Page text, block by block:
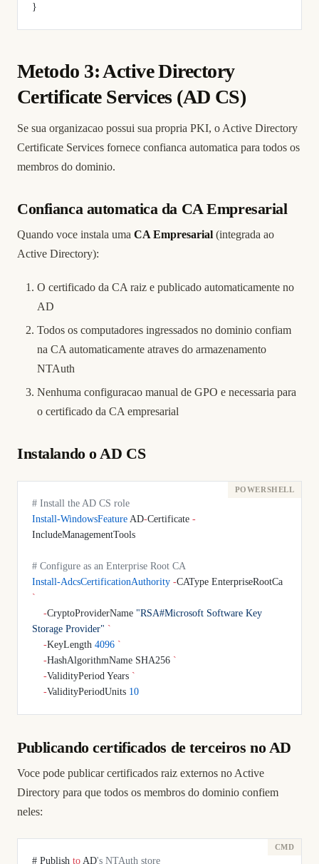
}
Metodo 3: Active Directory
Certificate Services (AD CS)
Se sua organizacao possui sua propria PKI, o Active Directory
Certificate Services fornece confianca automatica para todos os
membros do dominio.
Confianca automatica da CA Empresarial
Quando voce instala uma CA Empresarial (integrada ao
Active Directory):
O certificado da CA raiz e publicado automaticamente no
AD
Todos os computadores ingressados no dominio confiam
na CA automaticamente atraves do armazenamento
NTAuth
Nenhuma configuracao manual de GPO e necessaria para
o certificado da CA empresarial
Instalando o AD CS
# Install the AD CS role
Install-WindowsFeature AD-Certificate -
IncludeManagementTools
# Configure as an Enterprise Root CA
Install-AdcsCertificationAuthority -
`
    -
CryptoProviderName "RSA#Microsoft Software Key
Storage Provider" `
    -
KeyLength 4096 `
    -
HashAlgorithmName SHA256 `
    -
ValidityPeriod Years `
    -
ValidityPeriodUnits 10
Publicando certificados de terceiros no AD
Voce pode publicar certificados raiz externos no Active
Directory para que todos os membros do dominio confiem
neles:
# Publish to AD's NTAuth store